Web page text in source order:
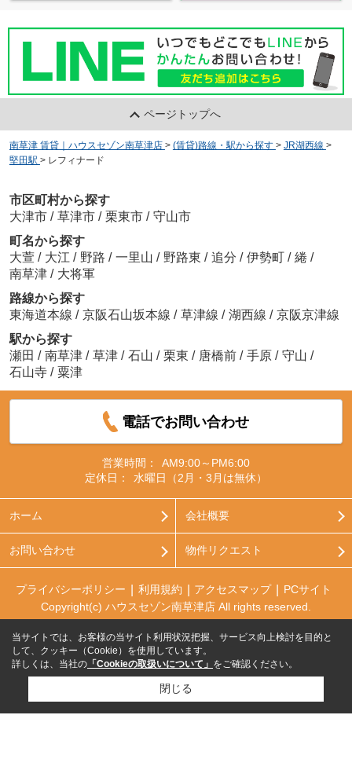
ページトップへ
南草津 賃貸｜ハウスセゾン南草津店 > (賃貸)路線・駅から探す > JR湖西線 >
堅田駅 > レフィナード
市区町村から探す
大津市 / 草津市 / 栗東市 / 守山市
町名から探す
大萱 / 大江 / 野路 / 一里山 / 野路東 / 追分 / 伊勢町 / 綣 /
南草津 / 大将軍
路線から探す
東海道本線 / 京阪石山坂本線 / 草津線 / 湖西線 / 京阪京津線
駅から探す
瀬田 / 南草津 / 草津 / 石山 / 栗東 / 唐橋前 / 手原 / 守山 /
石山寺 / 粟津
電話でお問い合わせ
営業時間：
AM9:00～PM6:00
定休日：
水曜日（2月・3月は無休）
ホーム 会社概要
お問い合わせ 物件リクエスト
プライバシーポリシー 利用規約 アクセスマップ
PCサイト
Copyright(c) ハウスセゾン南草津店 All rights reserved.
当サイトでは、お客様の当サイト利用状況把握、サービス向上検討を目的と
して、クッキー（Cookie）を使用しています。
詳しくは、当社の 「Cookieの取扱いについて」 をご確認ください。
閉じる